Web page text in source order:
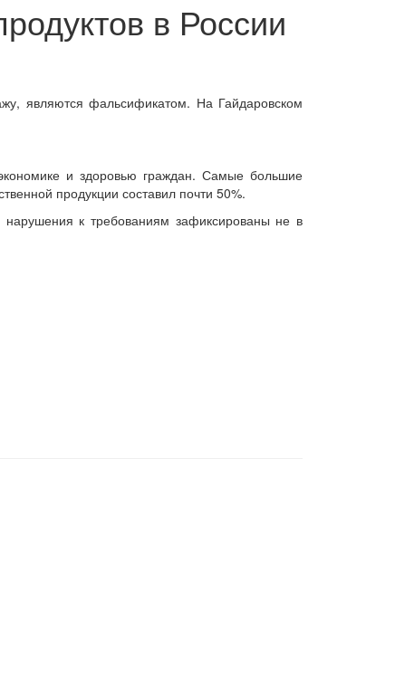
в России
являются фальсификатом. На Гайдаровском
и здоровью граждан. Самые большие
продукции составил почти 50%.
к требованиям зафиксированы не в